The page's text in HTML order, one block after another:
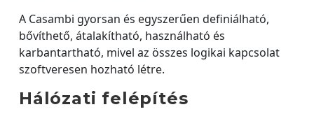
A Casambi gyorsan és egyszerűen definiálható,
bővíthető, átalakítható, használható és
karbantartható, mivel az összes logikai kapcsolat
szoftveresen hozható létre.
Hálózati felépítés